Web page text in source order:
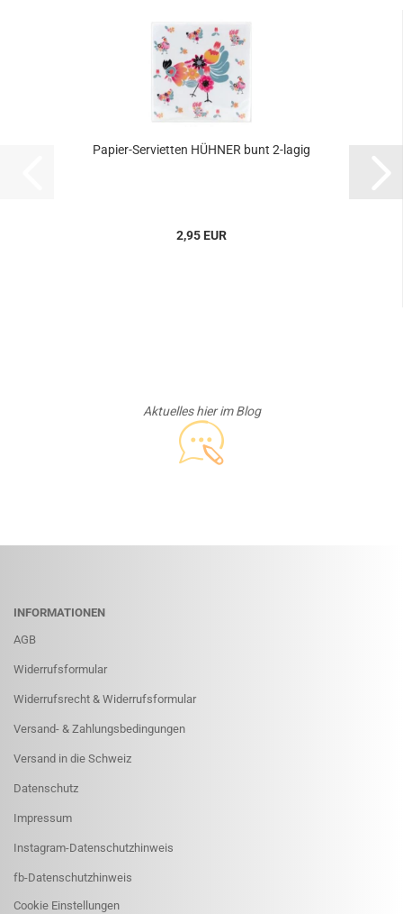
Papier-Servietten HÜHNER bunt 2-lagig
2,95 EUR
Aktuelles hier im Blog
INFORMATIONEN
AGB
Widerrufsformular
Widerrufsrecht & Widerrufsformular
Versand- & Zahlungsbedingungen
Versand in die Schweiz
Datenschutz
Impressum
Instagram-Datenschutzhinweis
fb-Datenschutzhinweis
Cookie Einstellungen